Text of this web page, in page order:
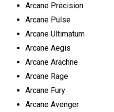
Arcane Precision
Arcane Pulse
Arcane Ultimatum
Arcane Aegis
Arcane Arachne
Arcane Rage
Arcane Fury
Arcane Avenger